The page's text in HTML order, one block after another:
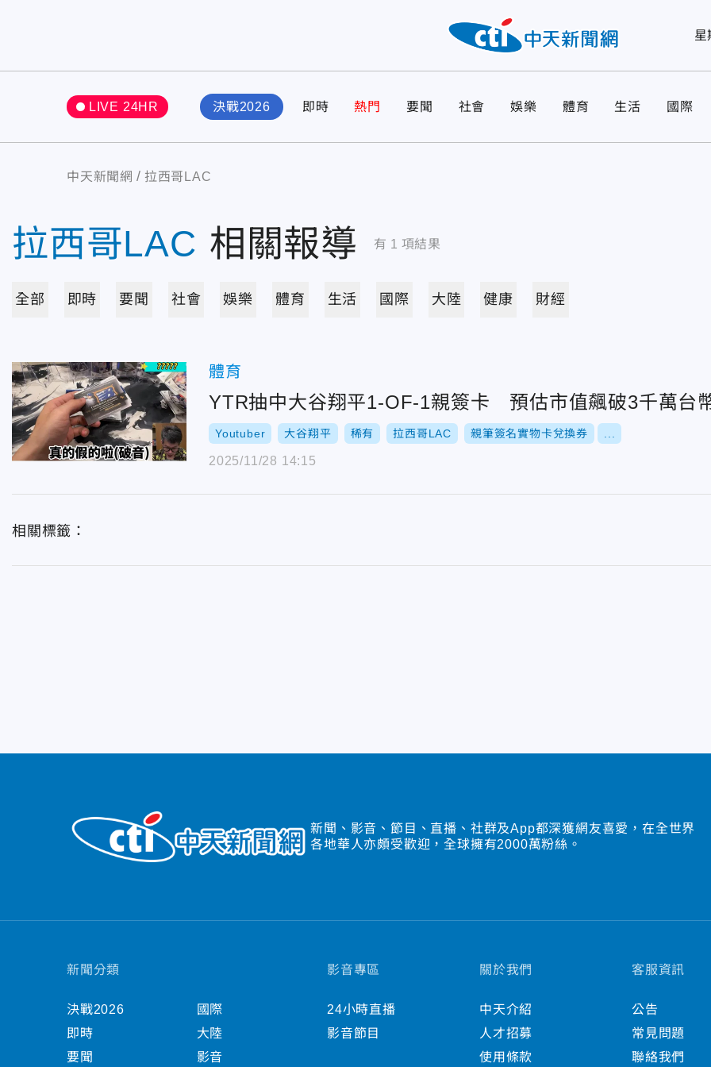
星
LIVE 24HR 決戰2026 即時 熱門 要聞 社會 娛樂 體育 生活 國際
中天新聞網 拉西哥LAC
拉西哥LAC 相關報導 有 1 項結果
全部 即時 要聞 社會 娛樂 體育 生活 國際 大陸 健康 財經
體育
YTR抽中大谷翔平1-OF-1親簽卡 預估市值飆破3千萬台
Youtuber 大谷翔平 稀有 拉西哥LAC 親筆簽名實物卡兌換券
2025/11/28 14:15
相關標籤：
新聞、影音、節目、直播、社群及App都深獲網友喜愛，在全世界
各地華人亦頗受歡迎，全球擁有2000萬粉絲。
新聞分類
決戰2026
即時
要聞
國際
大陸
影音
影音專區
24小時直播
影音節目
關於我們
中天介紹
人才招募
使用條款
客服資訊
公告
常見問題
聯絡我們